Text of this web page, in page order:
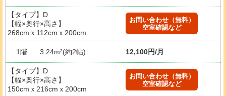
【タイプ】D
【幅×奥行×高さ】
268cmｘ112cmｘ200cm
お問い合わせ（無料）
空室確認など
1階 3.24m²(約2帖) 12,100円/月
【タイプ】D
【幅×奥行×高さ】
150cmｘ216cmｘ200cm
お問い合わせ（無料）
空室確認など